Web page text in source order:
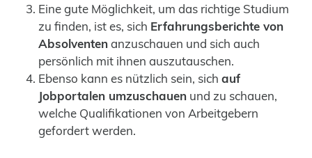
Eine gute Möglichkeit, um das richtige Studium
zu finden, ist es, sich Erfahrungsberichte von
Absolventenanzuschauen und sich auch
persönlich mit ihnen auszutauschen.
Ebenso kann es nützlich sein, sich auf
Jobportalen umzuschauen und zu schauen,
welche Qualifikationen von Arbeitgebern
gefordert werden.